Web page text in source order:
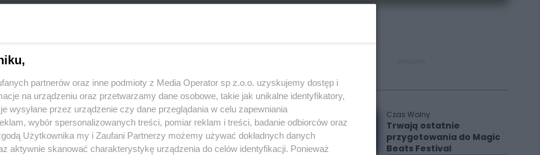
r – w formie papierowej w kopercie z napisem
lub przesłanej na adres urzędu oraz w
na stroniewww.twoje.swietochlowice.pl.
dwa projekty (jeden inwestycyjny i jeden
pięcioro mieszkańców miasta.
Polecane
Czas Wolny
Trwają ostatnie
przygotowania do Magic
Beats Festival
partnerów oraz inne podmioty z Media Operator sp z.o.o. uzyskujemy dostęp i
na urządzeniu oraz przetwarzamy dane osobowe, takie jak unikalne identyfikatory,
wysyłane przez urządzenie czy dane przeglądania w celu zapewniania
wybór spersonalizowanych treści, pomiar reklam i treści, badanie odbiorców oraz
Użytkownika my i Zaufani Partnerzy możemy używać dokładnych danych
aktywnie skanować charakterystykę urządzenia do celów identyfikacji. Ponieważ